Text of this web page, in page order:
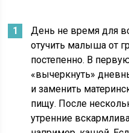
День не время для
отучить малыша от
постепенно. В
«вычеркнуть»
и заменить
пищу. После
утренние